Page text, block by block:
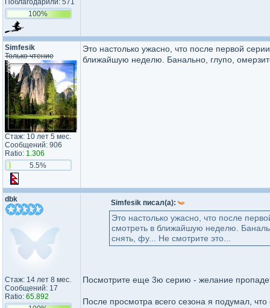
Поблагодарили: 571
100%
Simfesik
Только чтение
Стаж: 10 лет 5 мес.
Сообщений: 906
Ratio: 1.306
5.5%
Это настолько ужасно, что после первой
ближайшую неделю. Банально, глупо,
dbk
Стаж: 14 лет 8 мес.
Сообщений: 17
Ratio: 65.892
Simfesik писал(а):
Это настолько ужасно, что после
смотреть в ближайшую неделю.
снять, фу... Не смотрите это...
Посмотрите еще 3ю серию - желание
После просмотра всего сезона я подумал,